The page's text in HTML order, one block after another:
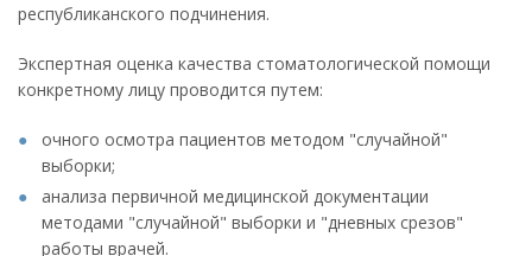
республиканского подчинения.
Экспертная оценка качества стоматологической помощи
конкретному лицу проводится путем:
очного осмотра пациентов методом "случайной"
выборки;
анализа первичной медицинской документации
методами "случайной" выборки и "дневных срезов"
работы врачей.